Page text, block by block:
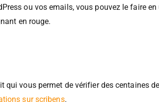
et la livraison.
ou vos emails, vous pouvez le faire